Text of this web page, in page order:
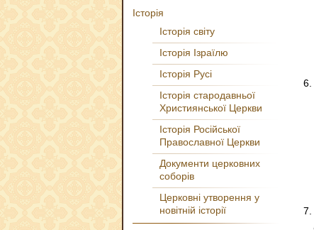
Історія
Історія світу
Історія Ізраїлю
Історія Русі
Історія стародавньої
Християнської Церкви
Історія Російської
Православної Церкви
Документи церковних
соборів
Церковні утворення у
новітній історії